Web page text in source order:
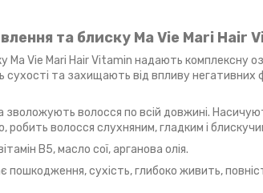
та блиску Ma Vie Mari Hair
Vie Mari Hair Vitamin надають комплексну
та захищають від впливу негативних
волосся по всій довжині.
волосся слухняним, гладким і
В5, масло сої, арганова олія.
пошкодження, сухість, глибоко живить,